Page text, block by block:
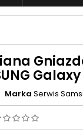
Marka Serwis